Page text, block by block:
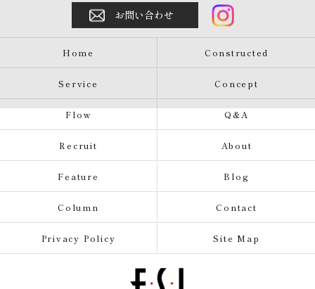
お問い合わせ
Home Constructed
Service Concept
Flow Q&A
Recruit About
Feature Blog
Column Contact
Privacy Policy Site Map